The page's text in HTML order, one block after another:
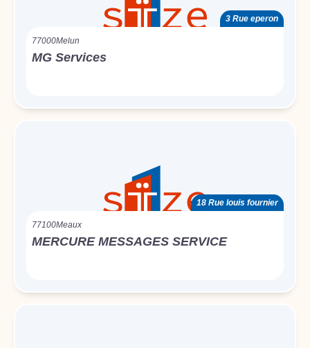
3 Rue eperon
77000Melun
MG Services
18 Rue louis fournier
77100Meaux
MERCURE MESSAGES SERVICE